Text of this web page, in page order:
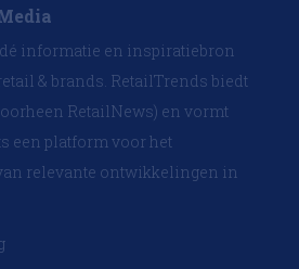
informatie en inspiratiebron
& brands. RetailTrends biedt
RetailNews) en vormt
een platform voor het
relevante ontwikkelingen in